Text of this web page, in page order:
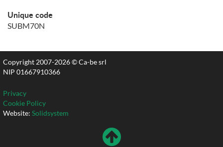
Unique code
SUBM70N
Copyright 2007-2026 © Ca-be srl
NIP 01667910366
Privacy
Cookie Policy
Website: Solidsystem
Wróć
Do